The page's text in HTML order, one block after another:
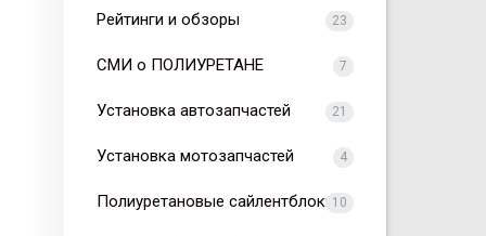
Рейтинги и обзоры 23
СМИ о ПОЛИУРЕТАНЕ 7
Установка автозапчастей 21
Установка мотозапчастей 4
Полиуретановые сайлентблоки10